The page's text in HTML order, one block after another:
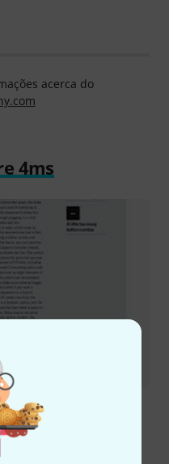
acerca do
4ms
nos